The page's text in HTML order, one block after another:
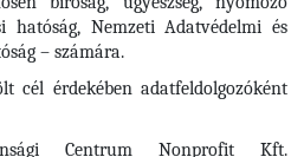
hatóság, Nemzeti Adatvédelmi és
– számára.
cél érdekében adatfeldolgozóként
Centrum Nonprofit Kft.